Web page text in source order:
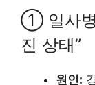
① 일사병
진 상태”
원인: